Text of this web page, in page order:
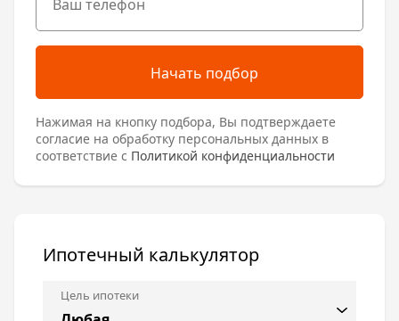
Начать подбор
Нажимая на кнопку подбора, Вы подтверждаете
согласие на обработку персональных данных в
соответствие с Политикой конфиденциальности
Ипотечный калькулятор
Цель ипотеки